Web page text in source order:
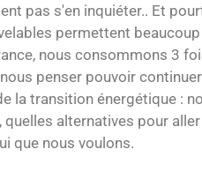
pas s'en inquiéter.. Et
permettent
nous consommons 3
penser pouvoir
la transition énergétique :
alternatives pour
que nous voulons.